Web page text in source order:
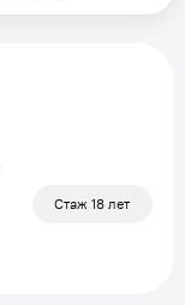
Стаж 18 лет